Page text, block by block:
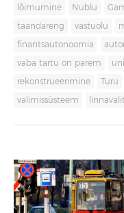
lõimumine Nublu
taandareng vastuolu
finantsautonoomia
vaba tartu on parem
rekonstrueerimine Turu
valimissüsteem